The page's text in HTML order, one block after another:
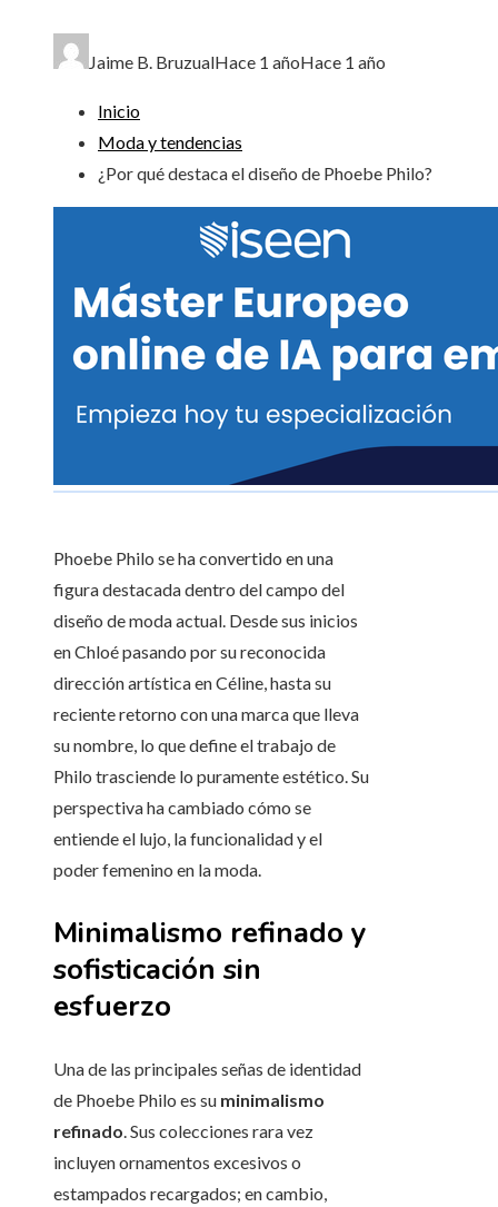
Jaime B. BruzualHace 1 añoHace 1 año
Inicio
Moda y tendencias
¿Por qué destaca el diseño de Phoebe Philo?
Phoebe Philo se ha convertido en una
figura destacada dentro del campo del
diseño de moda actual. Desde sus inicios
en Chloé pasando por su reconocida
dirección artística en Céline, hasta su
reciente retorno con una marca que lleva
su nombre, lo que define el trabajo de
Philo trasciende lo puramente estético. Su
perspectiva ha cambiado cómo se
entiende el lujo, la funcionalidad y el
poder femenino en la moda.
Minimalismo refinado y
sofisticación sin
esfuerzo
Una de las principales señas de identidad
de Phoebe Philo es su minimalismo
refinado. Sus colecciones rara vez
incluyen ornamentos excesivos o
estampados recargados; en cambio,